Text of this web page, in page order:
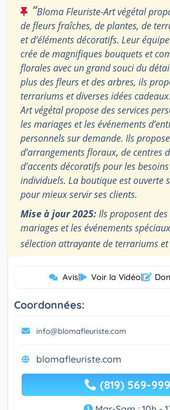
“Bloma Fleuriste-Art végétal
de fleurs fraîches, de plantes, de
et d’éléments décoratifs. Leur
crée de magnifiques bouquets et
florales avec un grand souci du
plus des fleurs et des arbres, ils
terrariums et diverses idées
Art végétal propose des services
les mariages et les événements
personnels sur demande. Ils
d’arrangements floraux, de centres
d’accents décoratifs pour les
individuels. La boutique est ouverte
pour mieux servir ses clients.
Mise à jour 2025:Ils proposent
mariages et les événements
sélection attrayante de terrariums
Avis| Voir la Vidéo|
Coordonnées:
info@blomafleuriste.com
blomafleuriste.com
(819) 569-